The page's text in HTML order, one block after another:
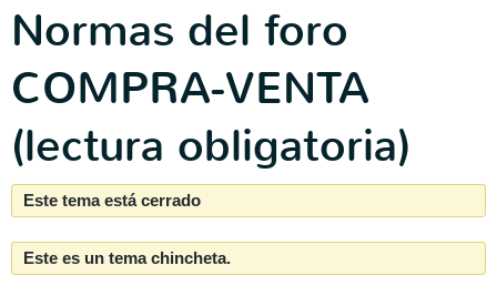
Normas del foro
COMPRA-VENTA
(lectura obligatoria)
Este tema está cerrado
Este es un tema chincheta.